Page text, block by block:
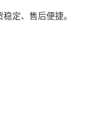
定、售后便捷。